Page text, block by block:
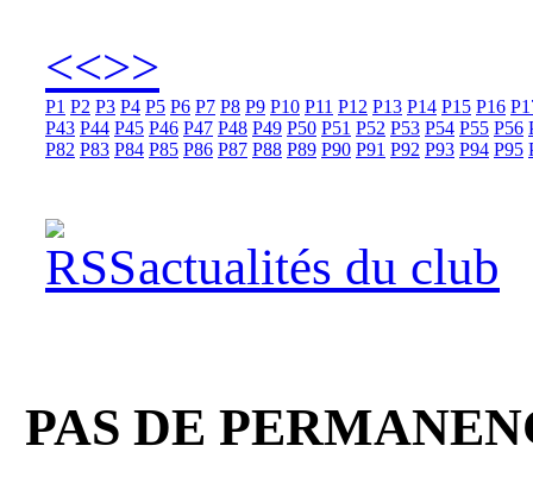
<<>>
P1 P2 P3 P4 P5 P6 P7 P8 P9 P10 P11 P12 P13 P14 P15 P16
P43 P44 P45 P46 P47 P48 P49 P50 P51 P52 P53 P54 P55 P56
P82 P83 P84 P85 P86 P87 P88 P89 P90 P91 P92 P93 P94 P95
actualités du club
PAS DE